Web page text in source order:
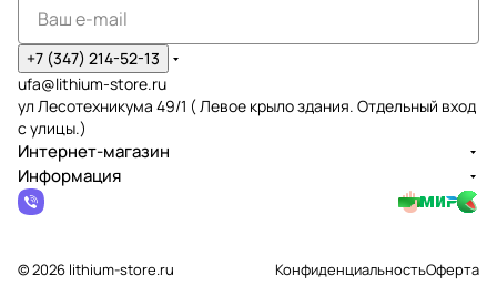
+7 (347) 214-52-13
ufa@lithium-store.ru
ул Лесотехникума 49/1 ( Левое крыло здания. Отдельный вход
с улицы.)
Интернет-магазин
Информация
© 2026 lithium-store.ru КонфиденциальностьОферта